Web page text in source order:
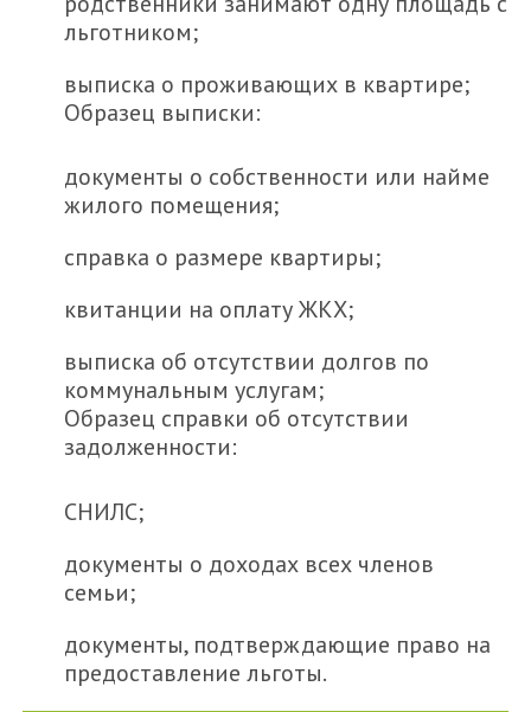
льготником;
выписка о проживающих в квартире;
Образец выписки:
документы о собственности или найме
жилого помещения;
справка о размере квартиры;
квитанции на оплату ЖКХ;
выписка об отсутствии долгов по
коммунальным услугам;
Образец справки об отсутствии
задолженности:
СНИЛС;
документы о доходах всех членов
семьи;
документы, подтверждающие право на
предоставление льготы.